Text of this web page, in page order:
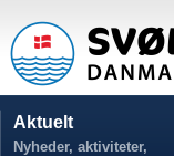
Aktuelt
Nyheder, aktiviteter,